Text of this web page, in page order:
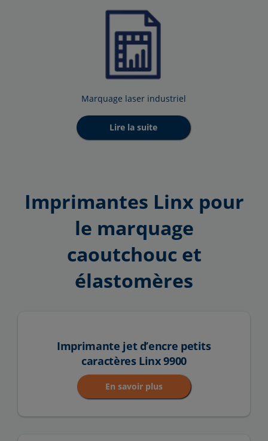
Marquage laser industriel
Lire la suite
Imprimantes Linx pour
le marquage
caoutchouc et
élastomères
Imprimante jet d’encre petits
caractères Linx 9900
En savoir plus